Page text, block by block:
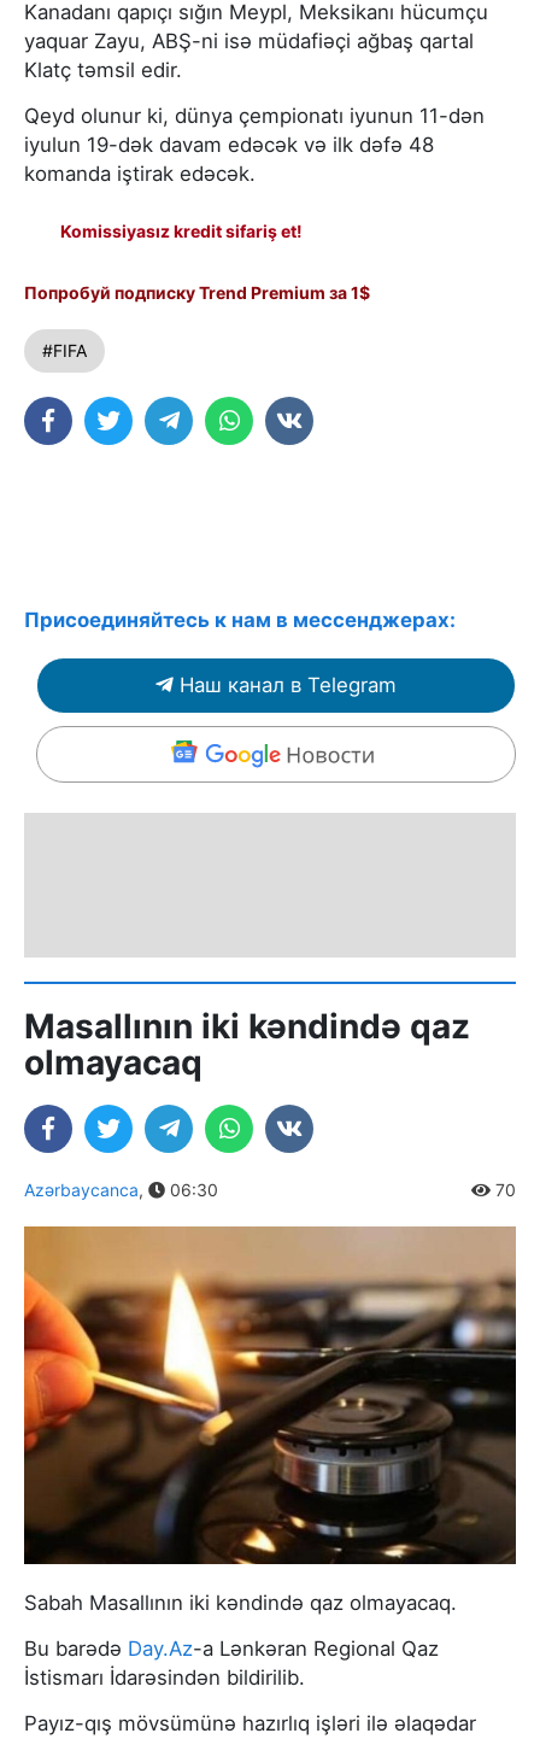
Kanadanı qapıçı sığın Meypl, Meksikanı hücumçu
yaquar Zayu, ABŞ-ni isə müdafiəçi ağbaş qartal
Klatç təmsil edir.
Qeyd olunur ki, dünya çempionatı iyunun 11-dən
iyulun 19-dək davam edəcək və ilk dəfə 48
komanda iştirak edəcək.
Komissiyasız kredit sifariş et!
Попробуй подписку Trend Premium за 1$
#FIFA
Присоединяйтесь к нам в мессенджерах:
Наш канал в Telegram
Masallının iki kəndində qaz
olmayacaq
Azərbaycanca, 06:30 70
Sabah Masallının iki kəndində qaz olmayacaq.
Bu barədə Day.Az-a Lənkəran Regional Qaz
İstismarı İdarəsindən bildirilib.
Payız-qış mövsümünə hazırlıq işləri ilə əlaqədar